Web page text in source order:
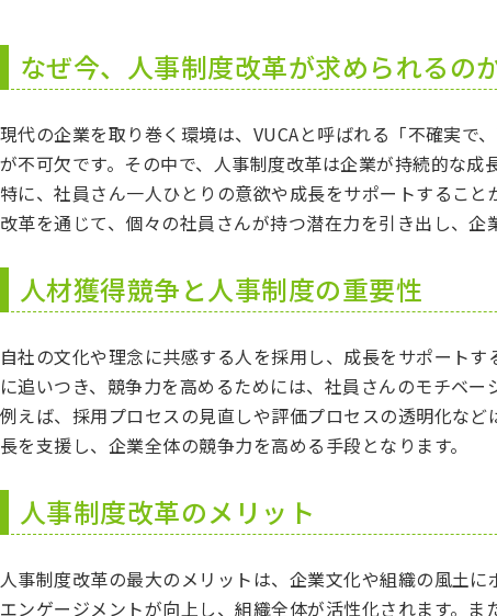
なぜ今、人事制度改革が求められるの
現代の企業を取り巻く環境は、VUCAと呼ばれる「不確実で
が不可欠です。その中で、人事制度改革は企業が持続的な成
特に、社員さん一人ひとりの意欲や成長をサポートするこ
改革を通じて、個々の社員さんが持つ潜在力を引き出し、企
人材獲得競争と人事制度の重要性
自社の文化や理念に共感する人を採用し、成長をサポート
に追いつき、競争力を高めるためには、社員さんのモチベ
例えば、採用プロセスの見直しや評価プロセスの透明化な
長を支援し、企業全体の競争力を高める手段となります。
人事制度改革のメリット
人事制度改革の最大のメリットは、企業文化や組織の風土
エンゲージメントが向上し、組織全体が活性化されます。